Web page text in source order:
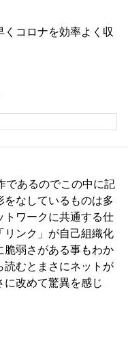
くコロナを効率よく収
であるのでこの中に記
をなしているものは多
トワークに共通する仕
リンク」が自己組織化
脆弱さがある事もわか
読むとまさにネットが
改めて驚異を感じ